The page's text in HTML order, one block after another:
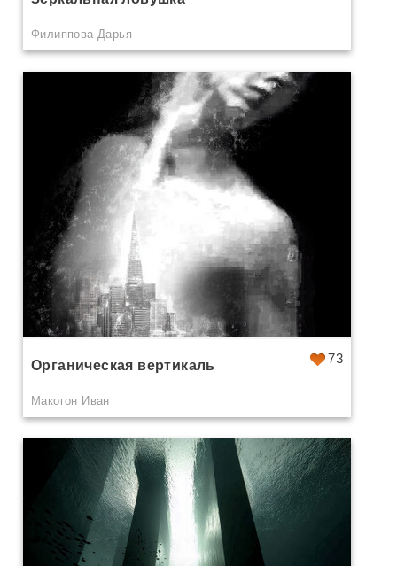
Филиппова Дарья
73
Органическая вертикаль
Макогон Иван